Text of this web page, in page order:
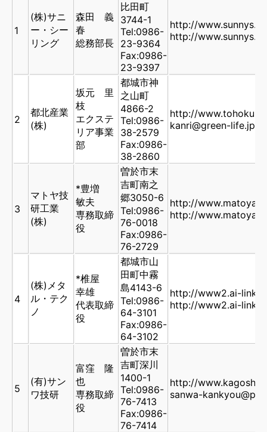
1
(株)サニ
ー・シー
リング
森田 義
春
総務部長
比田町
3744-1
Tel:0986-
23-9364
Fax:0986-
23-9397
http://
http://
2
都北産業
(株)
坂元 里
枝
エクステ
リア事業
部
都城市神
之山町
4866-2
Tel:0986-
38-2579
Fax:0986-
38-2860
http://
kanri@green-life.jp
3
マトヤ技
研工業
(株)
*豊増
敏夫
専務取締
役
曽於市末
吉町南之
郷3050-6
Tel:0986-
76-0018
Fax:0986-
76-2729
http://
http://
4
(株)メタ
ル・テク
ノ
*椎屋
幸雄
代表取締
役
都城市山
田町中霧
島4143-6
Tel:0986-
64-3101
Fax:0986-
64-3102
http://www2.ai-
http://www2.ai-
5
(有)サン
ワ技研
富窪 隆
也
専務取締
役
曽於市末
吉町深川
1400-1
Tel:0986-
76-7413
Fax:0986-
76-7414
http://
sanwa-